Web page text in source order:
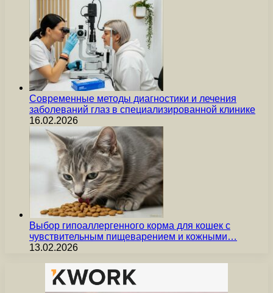
Современные методы диагностики и лечения
заболеваний глаз в специализированной клинике
16.02.2026
Выбор гипоаллергенного корма для кошек с
чувствительным пищеварением и кожными…
13.02.2026